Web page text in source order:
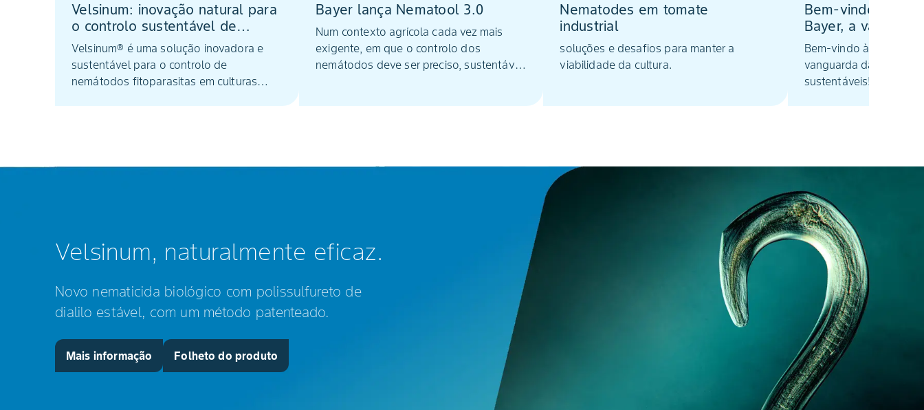
Velsinum: inovação natural para
o controlo sustentável de
nemátodos em hortícolas de
elevado valor
Velsinum® é uma solução inovadora e
sustentável para o controlo de
nemátodos fitoparasitas em culturas
Bayer lança Nematool 3.0
Num contexto agrícola cada vez mais
exigente, em que o controlo dos
nemátodos deve ser preciso, sustentável
Nematodes em tomate
industrial
soluções e desafios para manter a
viabilidade da cultura.
Bem-vindo à
Bayer, a
soluções
Bem-vindo à
vanguarda das
sustentáveis!
Velsinum, naturalmente eficaz.
Novo nematicida biológico com polissulfureto de
dialilo estável, com um método patenteado.
Mais informação Folheto do produto